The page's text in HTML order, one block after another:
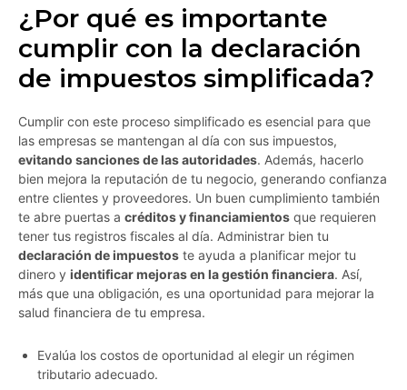
¿Por qué es importante
cumplir con la declaración
de impuestos simplificada?
Cumplir con este proceso simplificado es esencial para que
las empresas se mantengan al día con sus impuestos,
evitando sanciones de las autoridades. Además, hacerlo
bien mejora la reputación de tu negocio, generando confianza
entre clientes y proveedores. Un buen cumplimiento también
te abre puertas a créditos y financiamientos que requieren
tener tus registros fiscales al día. Administrar bien tu
declaración de impuestos te ayuda a planificar mejor tu
dinero y identificar mejoras en la gestión financiera. Así,
más que una obligación, es una oportunidad para mejorar la
salud financiera de tu empresa.
Evalúa los costos de oportunidad al elegir un régimen
tributario adecuado.